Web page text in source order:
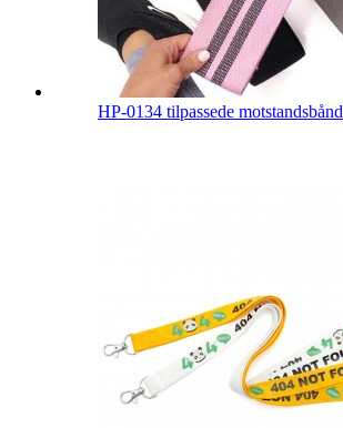
HP-0134 tilpassede motstandsbånd